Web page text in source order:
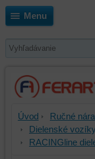
Menu
Úvod Ručné
Dielenské
RACINGline